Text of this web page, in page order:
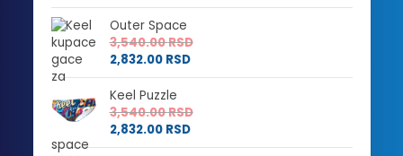
Outer Space
3,540.00RSD
2,832.00 RSD
Keel Puzzle
3,540.00RSD
2,832.00 RSD